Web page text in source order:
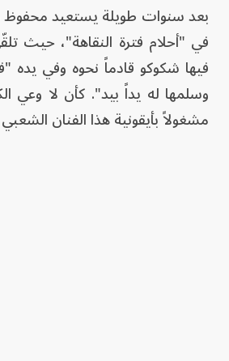
بعد سنوات طويلة يستعيد محفوظ
في "أحلام فترة النقاهة"، حيث
فيها شكوكو قادماً نحوه وفي
وسلمها له يداً بيد". كأن لا وعي
مشغولاً بأيقونية هذا الفنان